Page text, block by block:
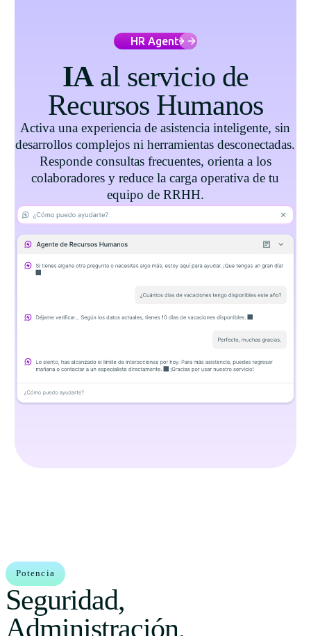
HR Agent
IAal servicio de
Recursos Humanos
Activa una experiencia de asistencia inteligente, sin
desarrollos complejos ni herramientas desconectadas.
Responde consultas frecuentes, orienta a los
colaboradores y reduce la carga operativa de tu
equipo de RRHH.
Potencia
Seguridad,
Administración,